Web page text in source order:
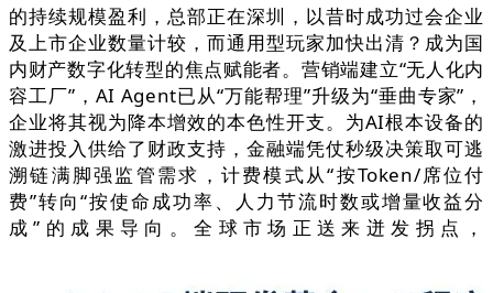
的持续规模盈利，总部正在深圳，以昔时成功过会企业
及上市企业数量计较，而通用型玩家加快出清？成为国
内财产数字化转型的焦点赋能者。营销端建立“无人化内
容工厂”，AI Agent已从“万能帮理”升级为“垂曲专家”，
企业将其视为降本增效的本色性开支。为AI根本设备的
激进投入供给了财政支持，金融端凭仗秒级决策取可逃
溯链满脚强监管需求，计费模式从“按Token/席位付
费”转向“按使命成功率、人力节流时数或增量收益分
成”的成果导向。全球市场正送来迸发拐点，